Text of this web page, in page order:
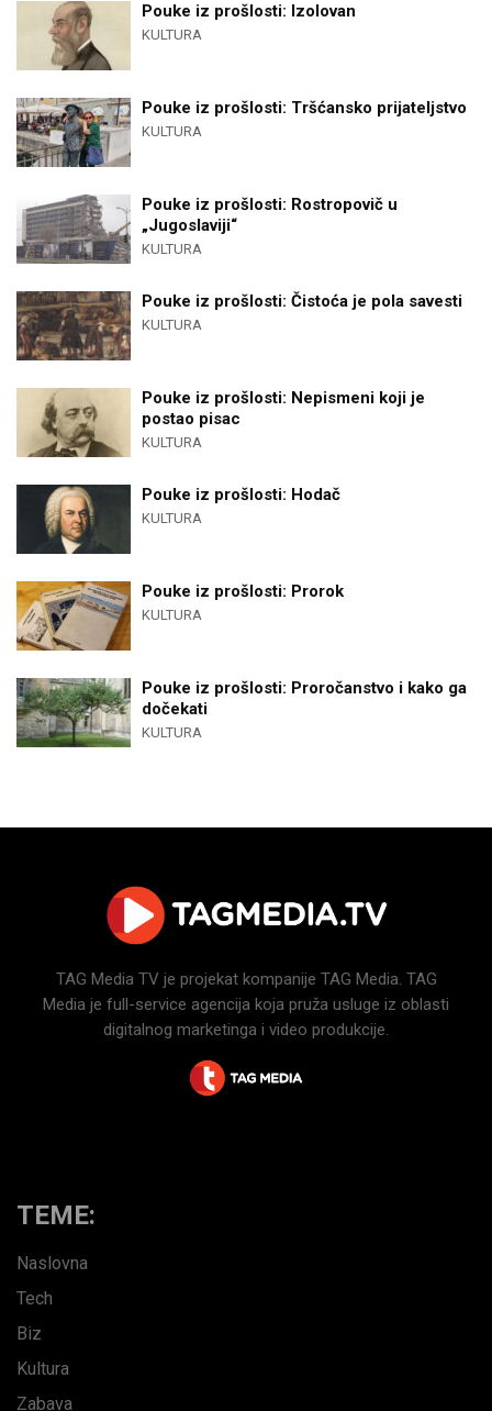
Pouke iz prošlosti: Izolovan
KULTURA
Pouke iz prošlosti: Tršćansko prijateljstvo
KULTURA
Pouke iz prošlosti: Rostropovič u
„Jugoslaviji“
KULTURA
Pouke iz prošlosti: Čistoća je pola savesti
KULTURA
Pouke iz prošlosti: Nepismeni koji je
postao pisac
KULTURA
Pouke iz prošlosti: Hodač
KULTURA
Pouke iz prošlosti: Prorok
KULTURA
Pouke iz prošlosti: Proročanstvo i kako ga
dočekati
KULTURA
TAG Media TV je projekat kompanije TAG Media. TAG
Media je full-service agencija koja pruža usluge iz oblasti
digitalnog marketinga i video produkcije.
TEME:
Naslovna
Tech
Biz
Kultura
Zabava